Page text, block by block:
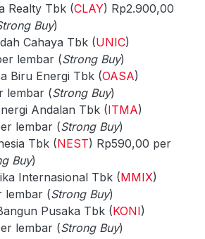
Realty Tbk (CLAY) Rp2.900,00
Buy)
Cahaya Tbk (UNIC)
lembar (Strong Buy)
Biru Energi Tbk (OASA)
lembar (Strong Buy)
Andalan Tbk (ITMA)
lembar (Strong Buy)
Tbk (NEST) Rp590,00 per
Buy)
Internasional Tbk (MMIX)
lembar (Strong Buy)
Pusaka Tbk (KONI)
lembar (Strong Buy)